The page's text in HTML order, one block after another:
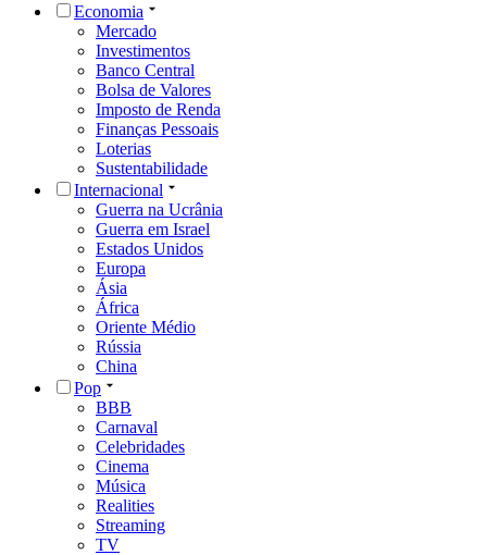
Economia
Mercado
Investimentos
Banco Central
Bolsa de Valores
Imposto de Renda
Finanças Pessoais
Loterias
Sustentabilidade
Internacional
Guerra na Ucrânia
Guerra em Israel
Estados Unidos
Europa
Ásia
África
Oriente Médio
Rússia
China
Pop
BBB
Carnaval
Celebridades
Cinema
Música
Realities
Streaming
TV